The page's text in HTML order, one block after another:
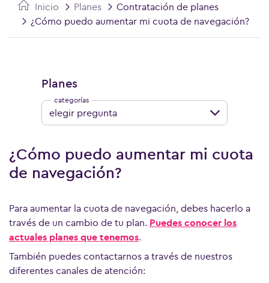
Inicio Planes
Contratación de planes
¿Cómo puedo aumentar mi cuota de navegación?
¿Cómo puedo aumentar mi cuota
de navegación?
Para aumentar la cuota de navegación, debes hacerlo a
través de un cambio de tu plan. Puedes conocer los
actuales planes que tenemos.
También puedes contactarnos a través de nuestros
diferentes canales de atención:
Planes
elegir pregunta